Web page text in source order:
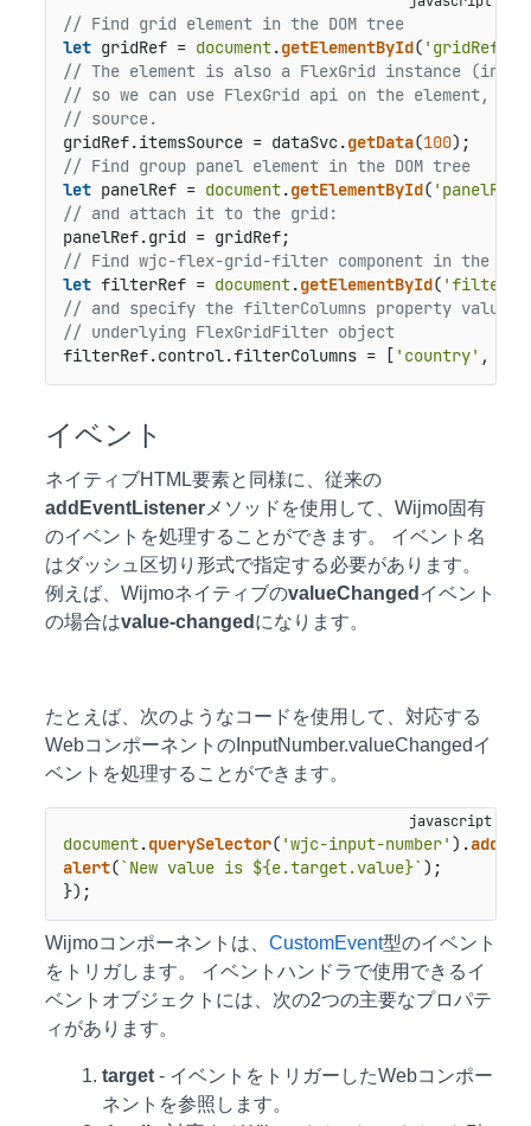
// Find grid element in the DOM tree
let gridRef = document.getElementById( 'gridRef'
// The element is also a FlexGrid instance
// so we can use FlexGrid api on the element,
// source.
gridRef.itemsSource = dataSvc.getData(100
// Find group panel element in the DOM tree
let panelRef = document.getElementById( 'panelRef'
// and attach it to the grid:
panelRef.grid
// Find wjc-flex-grid-filter component in the
let filterRef = document.getElementById(
// and specify the filterColumns property
// underlying FlexGridFilter object
filterRef.control.filterColumns = [ 'country' ,
イベント
ネイティブHTML要素と同様に、従来の
addEventListener メソッドを使用して、Wijmo固有
のイベントを処理することができます。 イベント名
はダッシュ区切り形式で指定する必要があります。
例えば、WijmoネイティブのvalueChanged イベント
の場合はvalue-changed になります。
たとえば、次のようなコードを使用して、対応する
WebコンポーネントのInputNumber.valueChangedイ
ベントを処理することができます。
document.querySelector( 'wjc-input-number' ).
alert(`New value is ${e.target.value}` );
});
Wijmoコンポーネントは、 CustomEvent型のイベント
をトリガします。 イベントハンドラで使用できるイ
ベントオブジェクトには、次の2つの主要なプロパテ
ィがあります。
target - イベントをトリガーしたWebコンポー
ネントを参照します。